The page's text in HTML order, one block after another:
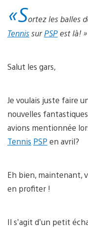
«Sortez les balles
TennissurPSP est là! »
Salut les gars,
Je voulais juste faire
nouvelles
avions mentionnée
Tennis PSP en avril?
Eh bien, maintenant,
en profiter !
Il s’agit d’un petit